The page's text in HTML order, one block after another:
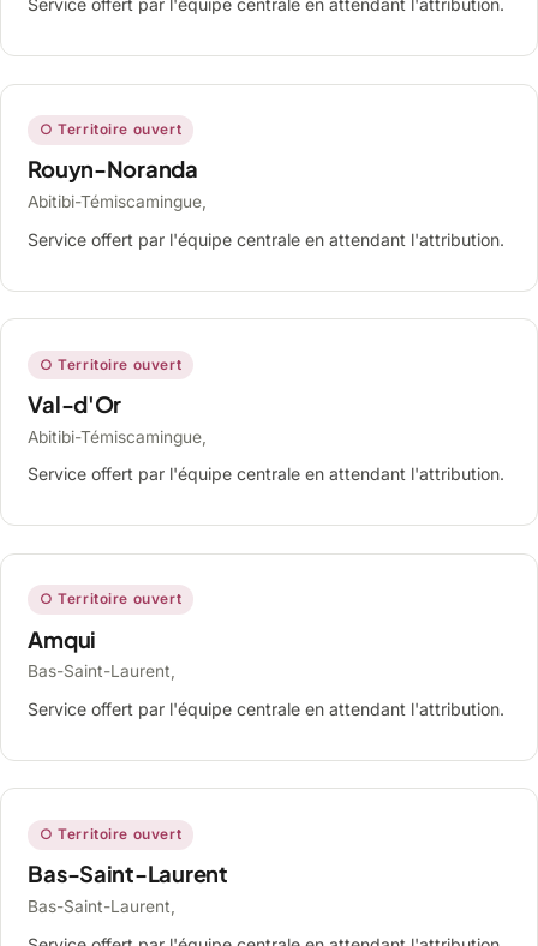
Service offert par l'équipe centrale en attendant l'attribution.
○ Territoire ouvert
Rouyn-Noranda
Abitibi-Témiscamingue,
Service offert par l'équipe centrale en attendant l'attribution.
○ Territoire ouvert
Val-d'Or
Abitibi-Témiscamingue,
Service offert par l'équipe centrale en attendant l'attribution.
○ Territoire ouvert
Amqui
Bas-Saint-Laurent,
Service offert par l'équipe centrale en attendant l'attribution.
○ Territoire ouvert
Bas-Saint-Laurent
Bas-Saint-Laurent,